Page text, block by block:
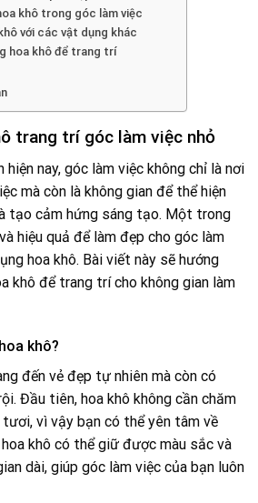
khô trong góc làm việc
với các vật dụng khác
hoa khô để trang trí
trang trí góc làm việc nhỏ
nay, góc làm việc không chỉ là nơi
mà còn là không gian để thể hiện
tạo cảm hứng sáng tạo. Một trong
hiệu quả để làm đẹp cho góc làm
hoa khô. Bài viết này sẽ hướng
khô để trang trí cho không gian làm
khô?
đến vẻ đẹp tự nhiên mà còn có
Đầu tiên, hoa khô không cần chăm
vì vậy bạn có thể yên tâm về
khô có thể giữ được màu sắc và
dài, giúp góc làm việc của bạn luôn